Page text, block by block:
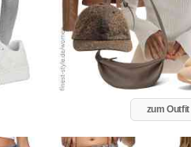
zum Outfit